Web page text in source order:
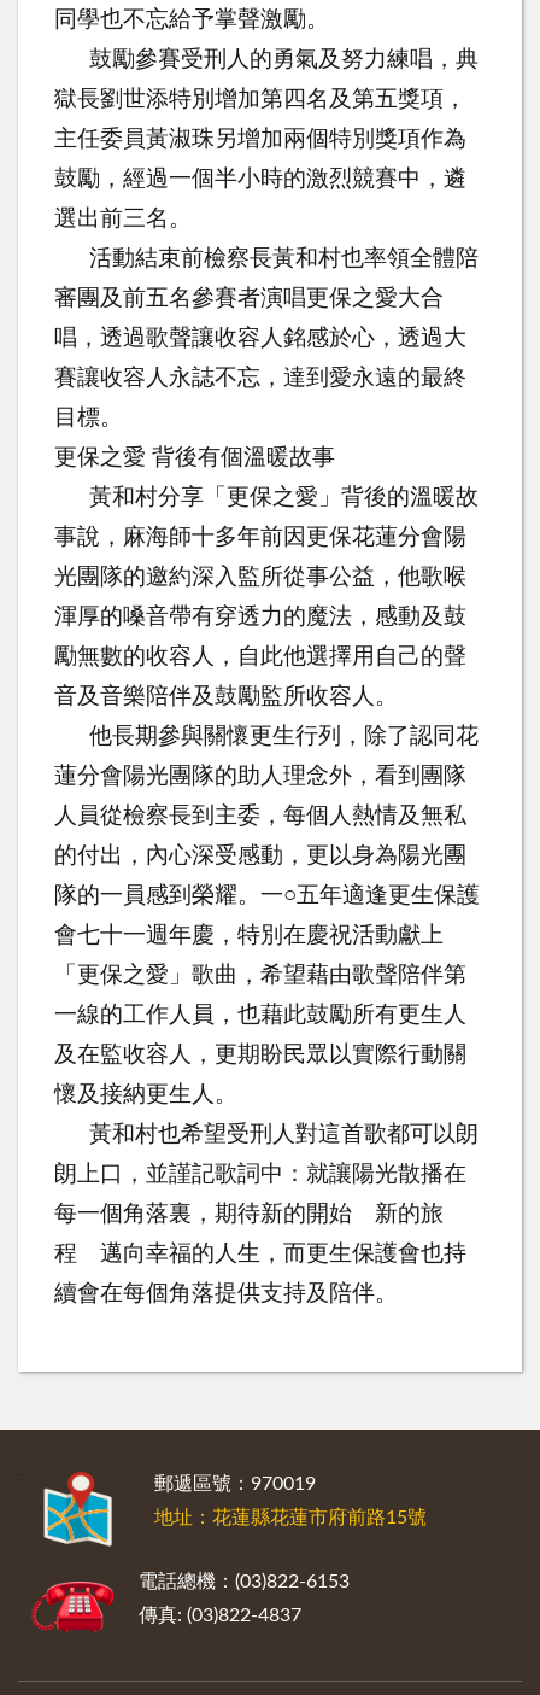
同學也不忘給予掌聲激勵。
鼓勵參賽受刑人的勇氣及努力練唱，典
獄長劉世添特別增加第四名及第五獎項，
主任委員黃淑珠另增加兩個特別獎項作為
鼓勵，經過一個半小時的激烈競賽中，遴
選出前三名。
活動結束前檢察長黃和村也率領全體陪
審團及前五名參賽者演唱更保之愛大合
唱，透過歌聲讓收容人銘感於心，透過大
賽讓收容人永誌不忘，達到愛永遠的最終
目標。
更保之愛 背後有個溫暖故事
黃和村分享「更保之愛」背後的溫暖故
事說，麻海師十多年前因更保花蓮分會陽
光團隊的邀約深入監所從事公益，他歌喉
渾厚的嗓音帶有穿透力的魔法，感動及鼓
勵無數的收容人，自此他選擇用自己的聲
音及音樂陪伴及鼓勵監所收容人。
他長期參與關懷更生行列，除了認同花
蓮分會陽光團隊的助人理念外，看到團隊
人員從檢察長到主委，每個人熱情及無私
的付出，內心深受感動，更以身為陽光團
隊的一員感到榮耀。一○五年適逢更生保護
會七十一週年慶，特別在慶祝活動獻上
「更保之愛」歌曲，希望藉由歌聲陪伴第
一線的工作人員，也藉此鼓勵所有更生人
及在監收容人，更期盼民眾以實際行動關
懷及接納更生人。
黃和村也希望受刑人對這首歌都可以朗
朗上口，並謹記歌詞中：就讓陽光散播在
每一個角落裏，期待新的開始 新的旅
程 邁向幸福的人生，而更生保護會也持
續會在每個角落提供支持及陪伴。
郵遞區號：970019
地址：花蓮縣花蓮市府前路15號
電話總機：(03)822-6153
傳真: (03)822-4837